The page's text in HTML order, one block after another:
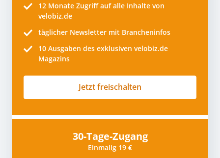
12 Monate Zugriff auf alle Inhalte von
velobiz.de
täglicher Newsletter mit Brancheninfos
10 Ausgaben des exklusiven velobiz.de
Magazins
Jetzt freischalten
30-Tage-Zugang
Einmalig 19 €